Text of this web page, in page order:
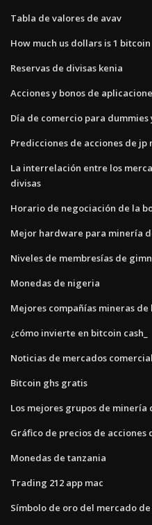
Tabla de valores de avav
How much us dollars is 1 bitcoin
Reservas de divisas kenia
Acciones y bonos de
Día de comercio para dummies
Predicciones de acciones de jp
La interrelación entre los
divisas
Horario de negociación de la
Mejor hardware para minería
Niveles de membresías de
Monedas de nigeria
Mejores compañías mineras
¿cómo invierte en bitcoin cash_
Noticias de mercados
Bitcoin ghs gratis
Los mejores grupos de minería
Gráfico de precios de acciones
Monedas de tanzania
Trading 212 app mac
Símbolo de oro del mercado